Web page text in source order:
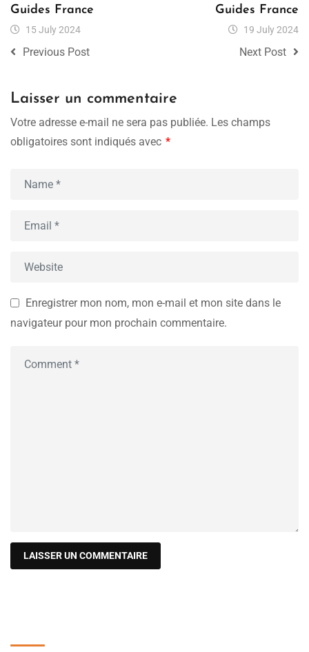
Guides France
15 July 2024
Previous Post
Guides France
19 July 2024
Next Post
Laisser un commentaire
Votre adresse e-mail ne sera pas publiée. Les champs
obligatoires sont indiqués avec *
Enregistrer mon nom, mon e-mail et mon site dans le
navigateur pour mon prochain commentaire.